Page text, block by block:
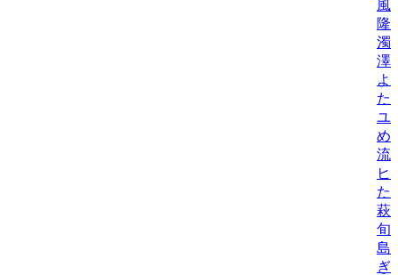
風
隆/
濁/
澤
よ
た
ユ
め
流
ヒ
た
萩
旬/
島
ぎ